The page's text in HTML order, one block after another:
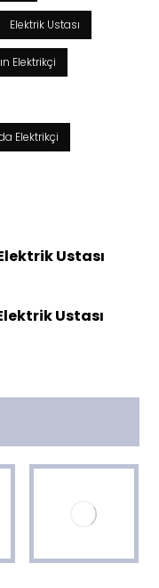
Elektrik Ustası
Elektrikçi
Elektrikçi
Ustası
Ustası